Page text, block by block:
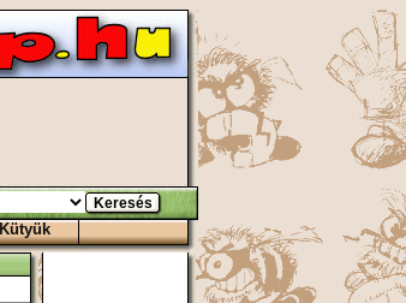
Kütyük